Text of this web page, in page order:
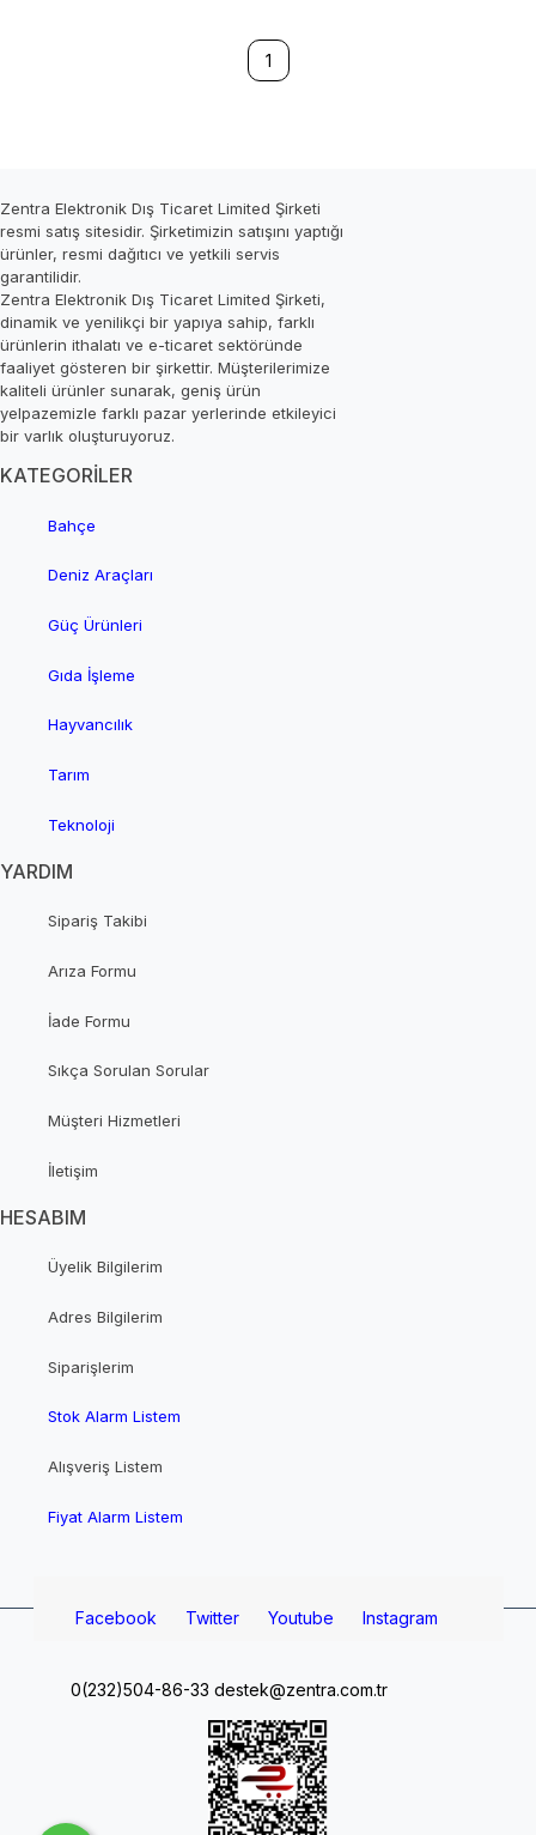
1
Zentra Elektronik Dış Ticaret Limited Şirketi
resmi satış sitesidir. Şirketimizin satışını yaptığı
ürünler, resmi dağıtıcı ve yetkili servis
garantilidir.
Zentra Elektronik Dış Ticaret Limited Şirketi,
dinamik ve yenilikçi bir yapıya sahip, farklı
ürünlerin ithalatı ve e-ticaret sektöründe
faaliyet gösteren bir şirkettir. Müşterilerimize
kaliteli ürünler sunarak, geniş ürün
yelpazemizle farklı pazar yerlerinde etkileyici
bir varlık oluşturuyoruz.
KATEGORİLER
Bahçe
Deniz Araçları
Güç Ürünleri
Gıda İşleme
Hayvancılık
Tarım
Teknoloji
YARDIM
Sipariş Takibi
Arıza Formu
İade Formu
Sıkça Sorulan Sorular
Müşteri Hizmetleri
İletişim
HESABIM
Üyelik Bilgilerim
Adres Bilgilerim
Siparişlerim
Stok Alarm Listem
Alışveriş Listem
Fiyat Alarm Listem
Facebook Twitter Youtube Instagram
0(232)504-86-33 destek@zentra.com.tr